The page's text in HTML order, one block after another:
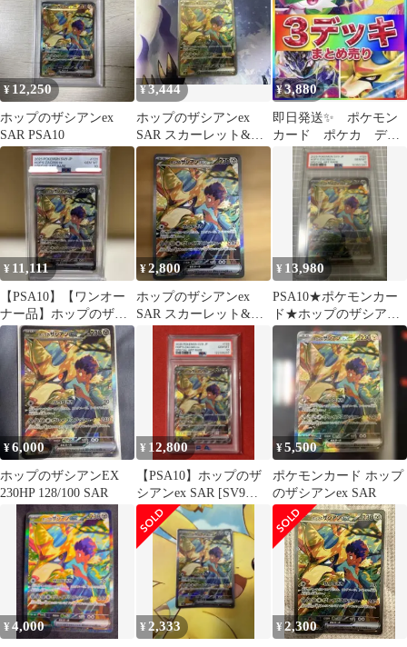
¥ 12,250
ホップのザシアンex
SAR PSA10
¥3,444
ホップのザシアンex
SAR スカーレット&バ
イオレット 拡張パック
バトルパ…
¥3,880
即日発送✨ ポケモン
カード ポケカ デッ
キ 構築済みデッキ
まとめ売り
¥ 11,111
【PSA10】【ワンオー
ナー品】ホップのザシ
アンex SAR 128/100
¥2,800
ホップのザシアンex
SAR スカーレット&バ
イオレット 拡張パック
バトルパ…
¥ 13,980
PSA10★ポケモンカー
ド★ホップのザシアン
ex SAR★ バトルパート
ナーズ
¥6,000
ホップのザシアンEX
230HP 128/100 SAR
¥ 12,800
【PSA10】ホップのザ
シアンex SAR [SV9
128/100]
¥5,500
ポケモンカード ホップ
のザシアンex SAR
¥4,000 ¥ 2,333 ¥2,300